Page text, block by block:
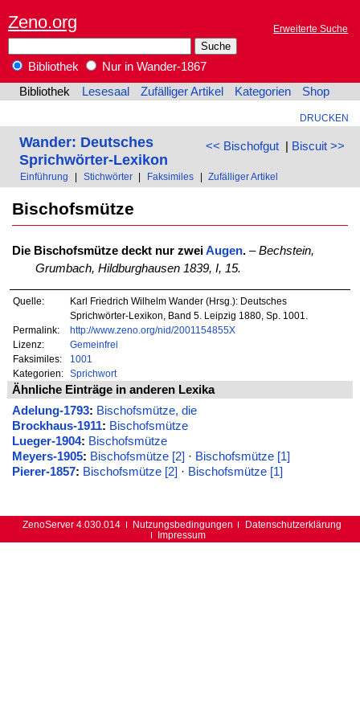
Zeno.org Erweiterte Suche
Bibliothek
Nur in Wander-1867
Bibliothek
Lesesaal Zufälliger Artikel Kategorien Shop
DRUCKEN
<< Bischofgut| Biscuit >>
Wander: Deutsches
Sprichwörter-Lexikon
Einführung Stichwörter Faksimiles Zufälliger Artikel
Bischofsmütze
Die Bischofsmütze deckt nur zweiAugen.–Bechstein,
Grumbach, Hildburghausen 1839, I, 15.
Quelle:
Karl Friedrich Wilhelm Wander (Hrsg.): Deutsches
Sprichwörter-Lexikon, Band 5. Leipzig 1880, Sp. 1001.
Permalink:
http://www.zeno.org/nid/2001154855X
Lizenz:
Gemeinfrei
Faksimiles:
1001
Kategorien:
Sprichwort
Ähnliche Einträge in anderen Lexika
Adelung-1793: Bischofsmütze, die
Brockhaus-1911: Bischofsmütze
Lueger-1904: Bischofsmütze
Meyers-1905: Bischofsmütze [2] · Bischofsmütze [1]
Pierer-1857: Bischofsmütze [2] · Bischofsmütze [1]
ZenoServer 4.030.014 Nutzungsbedingungen
Datenschutzerklärung
Impressum